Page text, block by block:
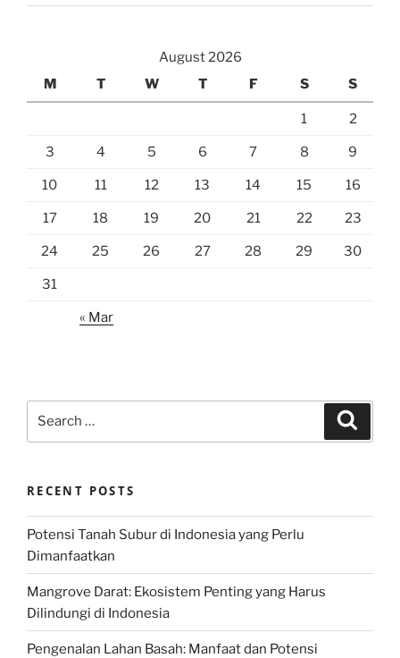
August 2026
M
T W T F S S
1 2
3 4 5 6 7 8 9
10 11 12 13 14 15 16
17 18 19 20 21 22 23
24 25 26 27 28 29 30
31
« Mar
RECENT POSTS
Potensi Tanah Subur di Indonesia yang Perlu
Dimanfaatkan
Mangrove Darat: Ekosistem Penting yang Harus
Dilindungi di Indonesia
Pengenalan Lahan Basah: Manfaat dan Potensi